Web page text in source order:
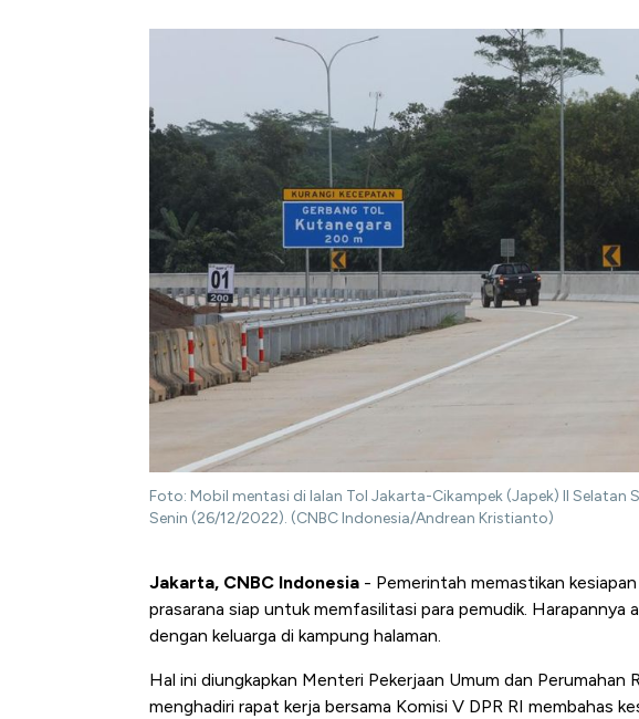
Foto: Mobil mentasi di lalan Tol Jakarta-Cikampek (Japek) II Selatan
Senin (26/12/2022). (CNBC Indonesia/Andrean Kristianto)
Jakarta, CNBC Indonesia - Pemerintah memastikan
prasarana siap untuk memfasilitasi para pemudik. Harapannya
dengan keluarga di kampung halaman.
Hal ini diungkapkan Menteri Pekerjaan Umum dan Perumahan
menghadiri rapat kerja bersama Komisi V DPR RI membahas